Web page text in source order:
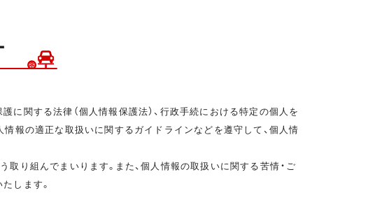
に関する法律（個人情報保護法）、行政手続における特定の個人を
情報の適正な取扱いに関するガイドラインなどを遵守して、個人情
り組んでまいります。また、個人情報の取扱いに関する苦情・ご
します。